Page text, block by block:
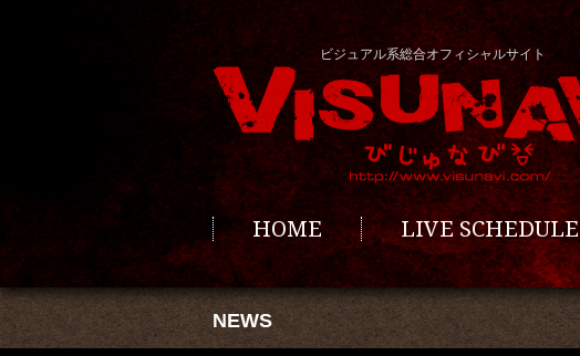
ビジュアル系総合オフィシャルサイト
HOME LIVE SCHEDULE
NEWS